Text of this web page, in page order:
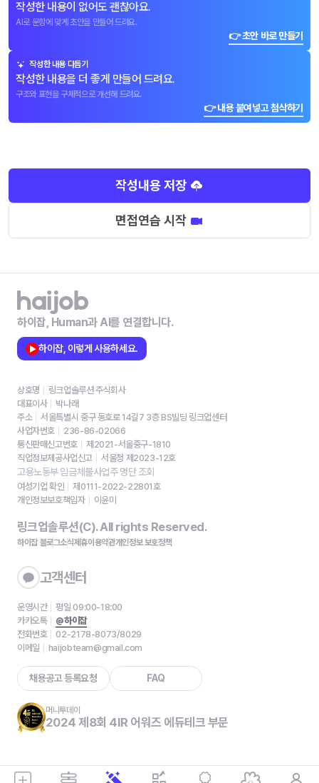
작성한 내용이 없어도 괜찮아요.
AI로 문항에 맞게 초안을 만들어 드려요.
👉 초안 바로 만들기
작성한 내용 다듬기
작성한 내용을 더 좋게 만들어 드려요.
구조와 표현을 구체적으로 개선해 드려요.
👉 내용 붙여넣고 첨삭하기
작성내용 저장
면접연습 시작
하이잡, Human과 AI를 연결합니다.
하이잡, 이렇게 사용하세요.
상호명
링크업솔루션 주식회사
대표이사
박나래
주소
서울특별시 중구 동호로 14길7 3층 BS빌딩 링크업센터
사업자번호
236-86-02066
통신판매신고번호
제2021-서울중구-1810
직업정보제공사업신고
서울청 제2023-12호
고용노동부 임금체불사업주 명단 조회
여성기업 확인
제0111-2022-22801호
개인정보보호책임자
이윤미
링크업솔루션(C). All rights Reserved.
하이잡 블로그소식제휴이용약관개인정보 보호정책
고객센터
운영시간
평일 09:00-18:00
카카오톡
@하이잡
전화번호
02-2178-8073/8029
이메일
haijobteam@gmail.com
채용공고 등록요청 FAQ
머니투데이
2024 제8회 4IR 어워즈 에듀테크 부문